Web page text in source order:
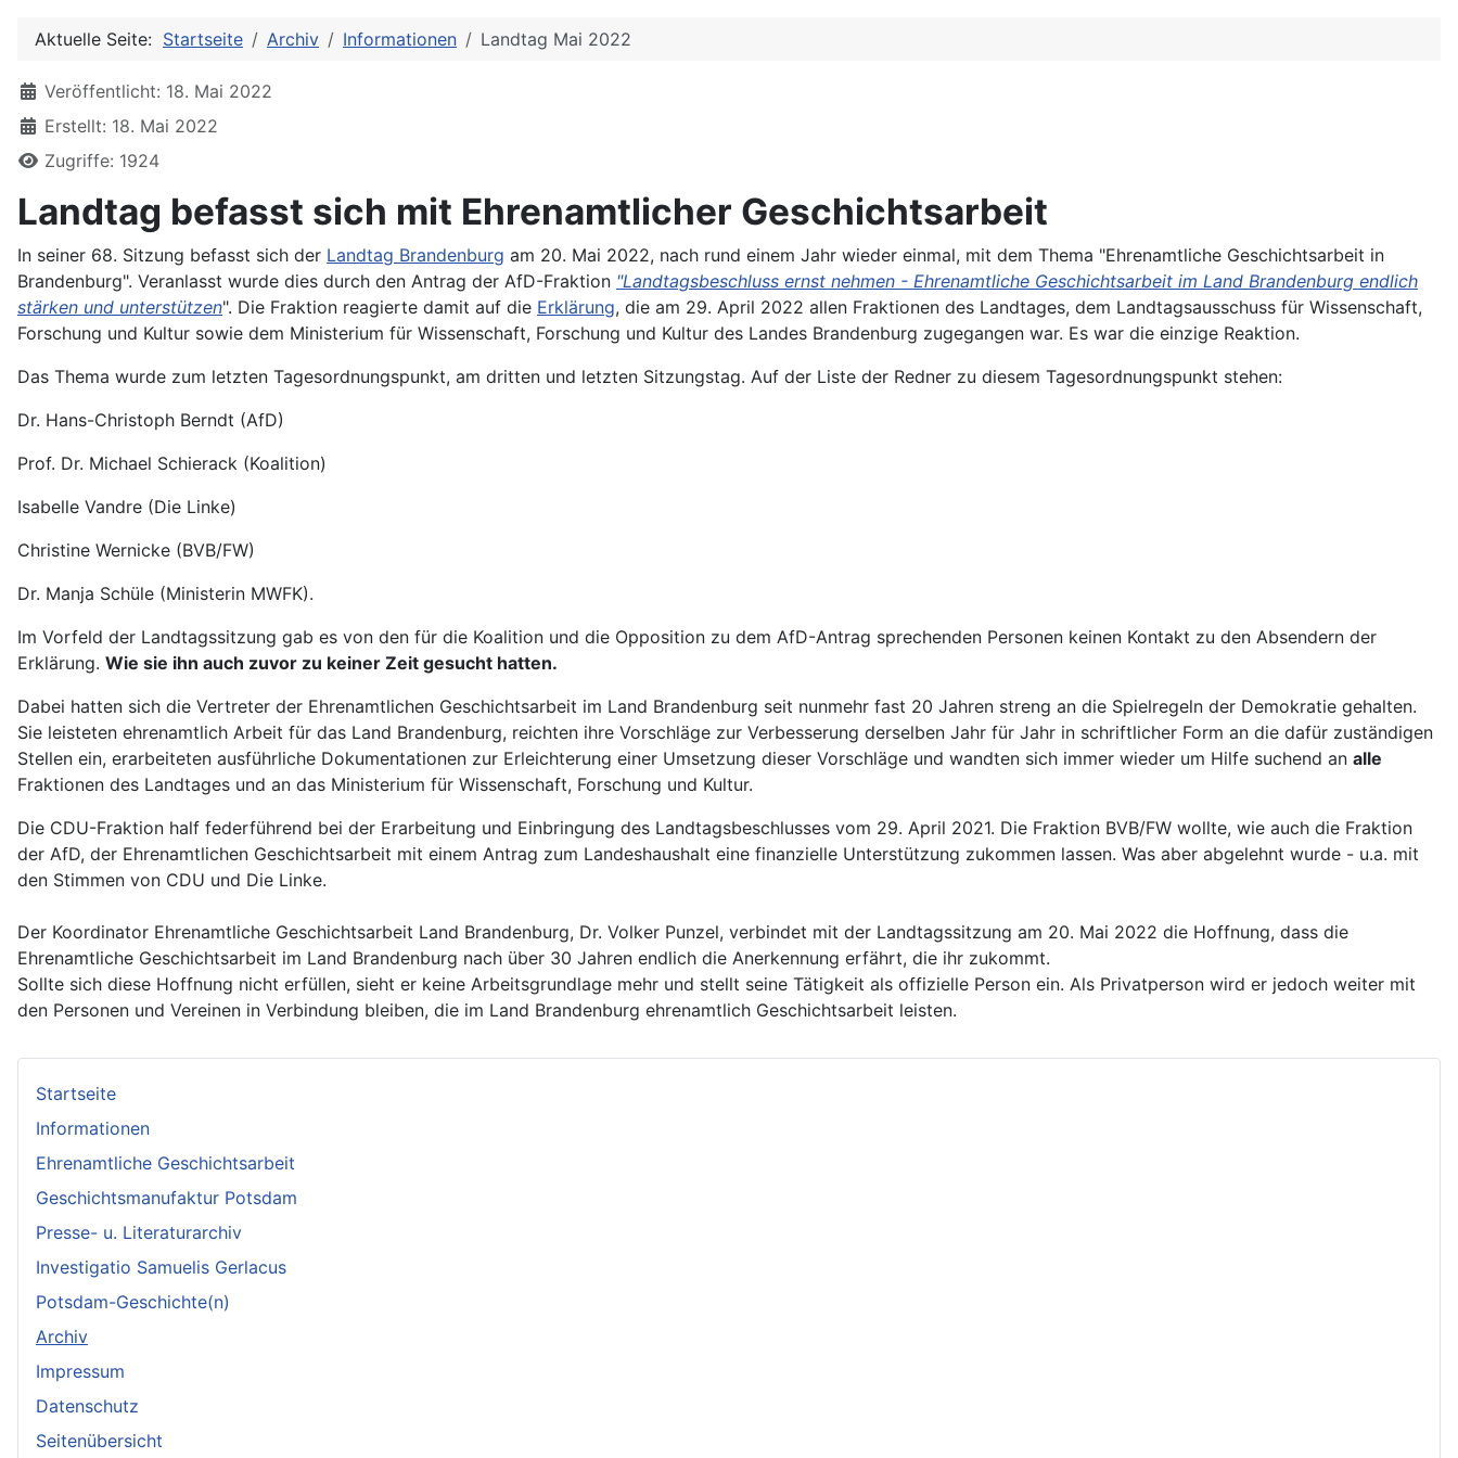
Startseite
Informationen
Ehrenamtliche Geschichtsarbeit
Geschichtsmanufaktur Potsdam
Presse- u. Literaturarchiv
Investigatio Samuelis Gerlacus
Potsdam-Geschichte(n)
Archiv
Impressum
Datenschutz
Seitenübersicht
Aktuelle Seite: Startseite Archiv Informationen Landtag Mai 2022
Details
Veröffentlicht: 18. Mai 2022
Erstellt: 18. Mai 2022
Zugriffe: 1924
Landtag befasst sich mit Ehrenamtlicher Geschichtsarbeit
In seiner 68. Sitzung befasst sich der Landtag Brandenburg am 20. Mai 2022, nach rund einem Jahr wieder einmal, mit dem Thema "Ehrenamtliche Geschichtsarbeit in
Brandenburg". Veranlasst wurde dies durch den Antrag der AfD-Fraktion "Landtagsbeschluss ernst nehmen - Ehrenamtliche Geschichtsarbeit im Land Brandenburg endlich
stärken und unterstützen". Die Fraktion reagierte damit auf die Erklärung, die am 29. April 2022 allen Fraktionen des Landtages, dem Landtagsausschuss für Wissenschaft,
Forschung und Kultur sowie dem Ministerium für Wissenschaft, Forschung und Kultur des Landes Brandenburg zugegangen war. Es war die einzige Reaktion.
Das Thema wurde zum letzten Tagesordnungspunkt, am dritten und letzten Sitzungstag. Auf der Liste der Redner zu diesem Tagesordnungspunkt stehen:
Dr. Hans-Christoph Berndt (AfD)
Prof. Dr. Michael Schierack (Koalition)
Isabelle Vandre (Die Linke)
Christine Wernicke (BVB/FW)
Dr. Manja Schüle (Ministerin MWFK).
Im Vorfeld der Landtagssitzung gab es von den für die Koalition und die Opposition zu dem AfD-Antrag sprechenden Personen keinen Kontakt zu den Absendern der
Erklärung. Wie sie ihn auch zuvor zu keiner Zeit gesucht hatten.
Dabei hatten sich die Vertreter der Ehrenamtlichen Geschichtsarbeit im Land Brandenburg seit nunmehr fast 20 Jahren streng an die Spielregeln der Demokratie gehalten.
Sie leisteten ehrenamtlich Arbeit für das Land Brandenburg, reichten ihre Vorschläge zur Verbesserung derselben Jahr für Jahr in schriftlicher Form an die dafür zuständigen
Stellen ein, erarbeiteten ausführliche Dokumentationen zur Erleichterung einer Umsetzung dieser Vorschläge und wandten sich immer wieder um Hilfe suchend an alle
Fraktionen des Landtages und an das Ministerium für Wissenschaft, Forschung und Kultur.
Die CDU-Fraktion half federführend bei der Erarbeitung und Einbringung des Landtagsbeschlusses vom 29. April 2021. Die Fraktion BVB/FW wollte, wie auch die Fraktion
der AfD, der Ehrenamtlichen Geschichtsarbeit mit einem Antrag zum Landeshaushalt eine finanzielle Unterstützung zukommen lassen. Was aber abgelehnt wurde - u.a. mit
den Stimmen von CDU und Die Linke.
Der Koordinator Ehrenamtliche Geschichtsarbeit Land Brandenburg, Dr. Volker Punzel, verbindet mit der Landtagssitzung am 20. Mai 2022 die Hoffnung, dass die
Ehrenamtliche Geschichtsarbeit im Land Brandenburg nach über 30 Jahren endlich die Anerkennung erfährt, die ihr zukommt.
Sollte sich diese Hoffnung nicht erfüllen, sieht er keine Arbeitsgrundlage mehr und stellt seine Tätigkeit als offizielle Person ein. Als Privatperson wird er jedoch weiter mit
den Personen und Vereinen in Verbindung bleiben, die im Land Brandenburg ehrenamtlich Geschichtsarbeit leisten.